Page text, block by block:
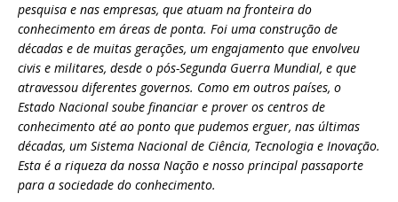
pesquisa e nas empresas, que atuam na fronteira do
conhecimento em áreas de ponta. Foi uma construção de
décadas e de muitas gerações, um engajamento que envolveu
civis e militares, desde o pós-Segunda Guerra Mundial, e que
atravessou diferentes governos. Como em outros países, o
Estado Nacional soube financiar e prover os centros de
conhecimento até ao ponto que pudemos erguer, nas últimas
décadas, um Sistema Nacional de Ciência, Tecnologia e Inovação.
Esta é a riqueza da nossa Nação e nosso principal passaporte
para a sociedade do conhecimento.